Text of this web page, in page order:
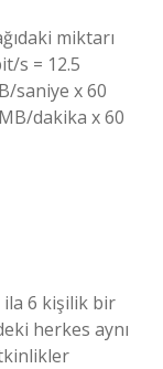
miktarı
s = 12.5
saniye x 60
dakika x 60
ila 6 kişilik bir
herkes aynı